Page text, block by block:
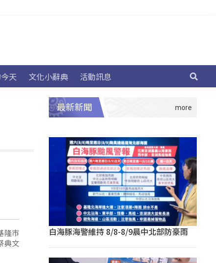
天 文化小辭典 活動訊息
隆市
典文
最新新聞
白海豚海警維持 8/8-8/9晨中北部防豪雨